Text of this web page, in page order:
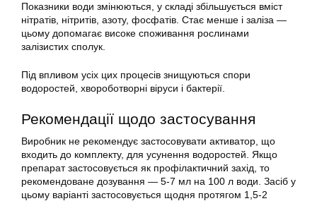
Показники води змінюються, у складі збільшується вміст
нітратів, нітритів, азоту, фосфатів. Стає менше і заліза —
цьому допомагає високе споживання рослинами
залізистих сполук.
Під впливом усіх цих процесів знищуються спори
водоростей, хвороботворні віруси і бактерії.
Рекомендації щодо застосування
Виробник не рекомендує застосовувати активатор, що
входить до комплекту, для усунення водоростей. Якщо
препарат застосовується як профілактичний захід, то
рекомендоване дозування — 5-7 мл на 100 л води. Засіб у
цьому варіанті застосовується щодня протягом 1,5-2